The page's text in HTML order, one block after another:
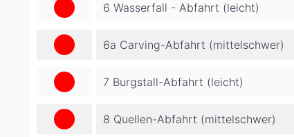
6 Wasserfall - Abfahrt (leicht)
6a Carving-Abfahrt (mittelschwer)
7 Burgstall-Abfahrt (leicht)
8 Quellen-Abfahrt (mittelschwer)